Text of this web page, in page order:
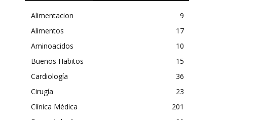
Alimentacion
9
Alimentos
17
Aminoacidos
10
Buenos Habitos
15
Cardiología
36
Cirugía
23
Clínica Médica
201